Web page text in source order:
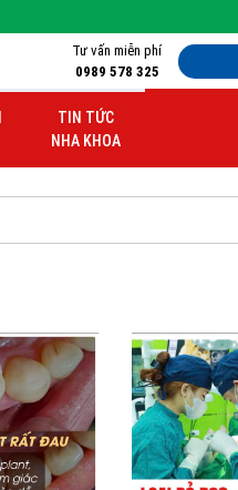
Tư vấn miễn phí
0989 578 325
TIN TỨC
NHA KHOA